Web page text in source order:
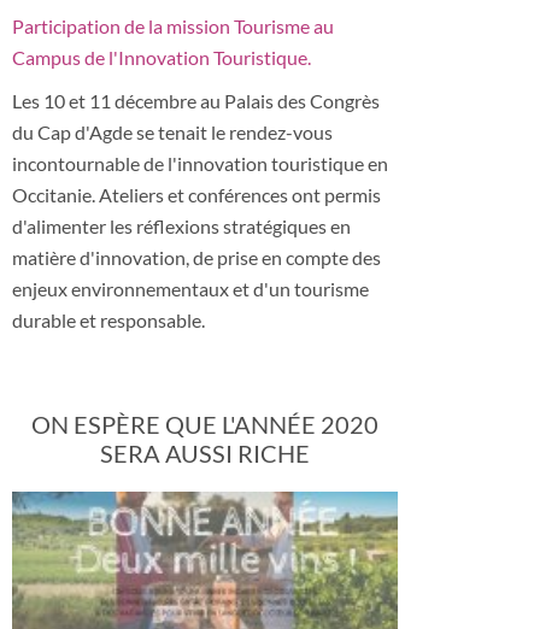
Participation de la mission Tourisme au
Campus de l'Innovation Touristique.
Les 10 et 11 décembre au Palais des Congrès
du Cap d'Agde se tenait le rendez-vous
incontournable de l'innovation touristique en
Occitanie. Ateliers et conférences ont permis
d'alimenter les réflexions stratégiques en
matière d'innovation, de prise en compte des
enjeux environnementaux et d'un tourisme
durable et responsable.
ON ESPÈRE QUE L'ANNÉE 2020
SERA AUSSI RICHE